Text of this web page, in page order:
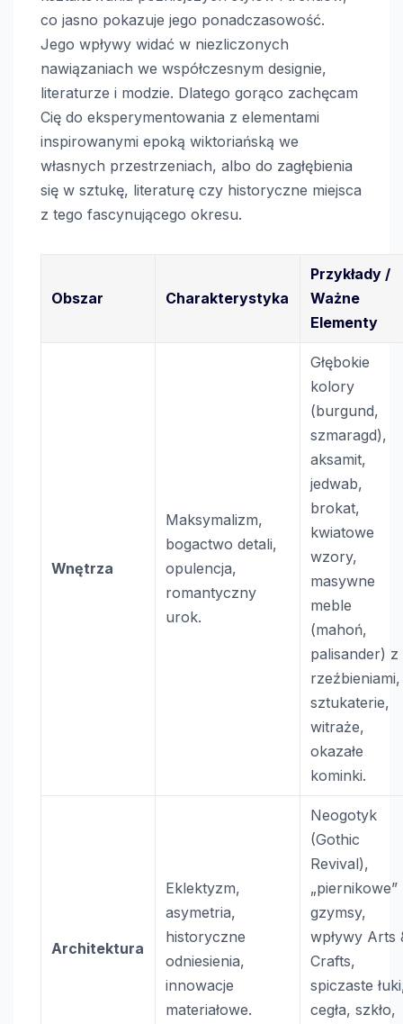
co jasno pokazuje jego ponadczasowość.
Jego wpływy widać w niezliczonych
nawiązaniach we współczesnym designie,
literaturze i modzie. Dlatego gorąco zachęcam
Cię do eksperymentowania z elementami
inspirowanymi epoką wiktoriańską we
własnych przestrzeniach, albo do zagłębienia
się w sztukę, literaturę czy historyczne miejsca
z tego fascynującego okresu.
Obszar Charakterystyka
Przykłady /
Ważne
Elementy
Wnętrza
Maksymalizm,
bogactwo detali,
opulencja,
romantyczny
urok.
Głębokie
kolory
(burgund,
szmaragd),
aksamit,
jedwab,
brokat,
kwiatowe
wzory,
masywne
meble
(mahoń,
palisander) z
rzeźbieniami,
sztukaterie,
witraże,
okazałe
kominki.
Architektura
Eklektyzm,
asymetria,
historyczne
odniesienia,
innowacje
materiałowe.
Neogotyk
(Gothic
Revival),
„piernikowe”
gzymsy,
wpływy Arts
Crafts,
spiczaste
cegła, szkło,